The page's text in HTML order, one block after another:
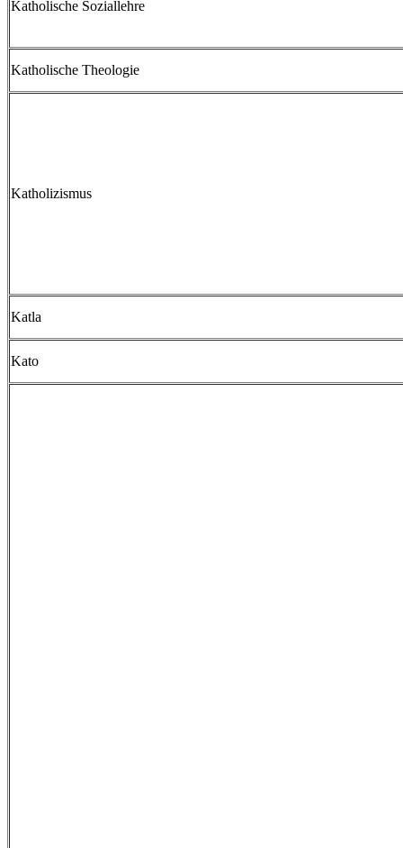
Katholische Soziallehre
Katholische Theologie
Katholizismus
Katla
Kato